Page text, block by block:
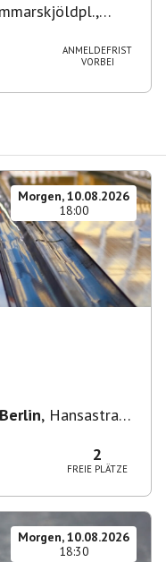
ANMELDEFRIST
VORBEI
Morgen, 10.08.2026
18:00
, Hansastraße
2
FREIE PLÄTZE
Morgen, 10.08.2026
18:30